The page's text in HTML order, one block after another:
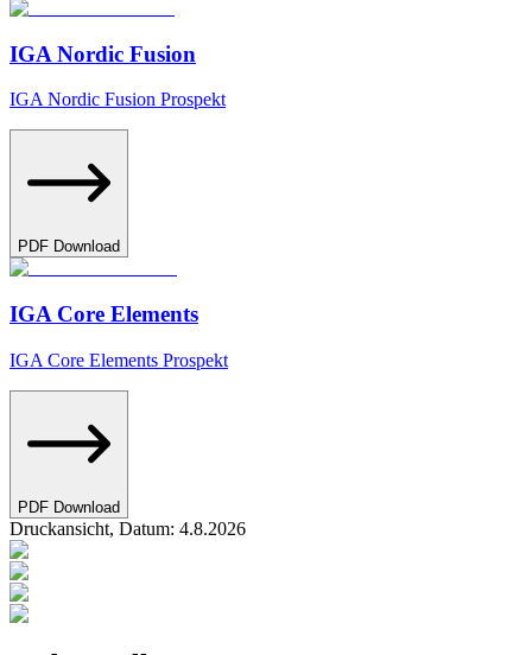
IGA Nordic Fusion
IGA Nordic Fusion Prospekt
PDF Download
IGA Core Elements
IGA Core Elements Prospekt
PDF Download
Druckansicht, Datum: 4.8.2026